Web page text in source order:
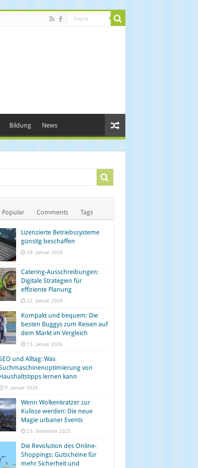
Bildung News
Popular Comments Tags
Lizenzierte Betriebssysteme
günstig beschaffen
29. Januar 2026
Catering-Ausschreibungen:
Digitale Strategien für
effiziente Planung
22. Januar 2026
Kompakt und bequem: Die
besten Buggys zum Reisen auf
dem Markt im Vergleich
15. Januar 2026
und Alltag: Was
von
Haushaltstipps lernen kann
9. Januar 2026
Wenn Wolkenkratzer zur
Kulisse werden: Die neue
Magie urbaner Events
23. Dezember 2025
Die Revolution des Online-
Shoppings: Gutscheine für
mehr Sicherheit und